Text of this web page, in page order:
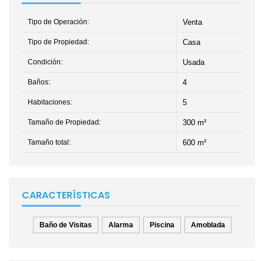
Tipo de Operación: Venta
Tipo de Propiedad: Casa
Condición: Usada
Baños: 4
Habitaciones: 5
Tamaño de Propiedad: 300 m²
Tamaño total: 600 m²
CARACTERÍSTICAS
Baño de Visitas Alarma Piscina Amoblada